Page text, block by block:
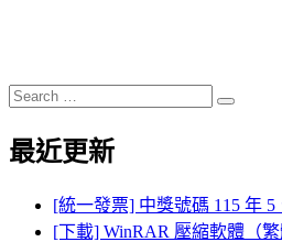
Search
for:
Search
最近更新
[統一發票] 中獎號碼 115 年 5
[下載] WinRAR 壓縮軟體（繁